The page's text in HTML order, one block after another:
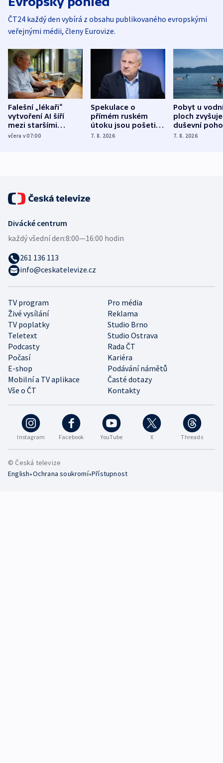
ČT24 každý den vybírá z obsahu publikovaného evropskými
veřejnými médii, členy Eurovize.
Falešní „lékaři“
vytvoření AI šíří
mezi staršími
Poláky nebezpečné
včera v 07:00
Spekulace o
přímém ruském
útoku jsou pošetilé,
míní estonský
7. 8. 2026
Pobyt u
ploch zvyšuje
duševní
ukázala
7. 8. 2026
Instagram Facebook YouTube X Threads
TV program
Pro média
Živé vysílání
Reklama
TV poplatky
Studio Brno
Teletext
Studio Ostrava
Podcasty
Rada ČT
Počasí
Kariéra
E-shop
Podávání námětů
Mobilní a TV aplikace
Časté dotazy
Vše o ČT
Kontakty
Divácké centrum
každý všední den:8:00—16:00 hodin
261 136 113
info@ceskatelevize.cz
© Česká televize
English•Ochrana soukromí•Přístupnost